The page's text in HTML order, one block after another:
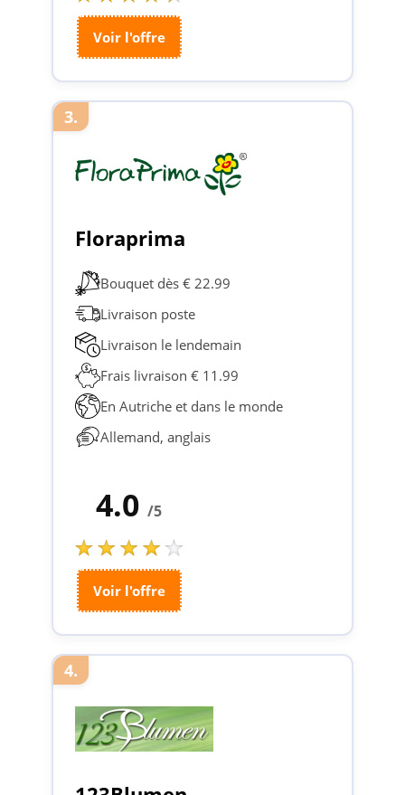
Voir l'offre
3.
Floraprima
Bouquet dès € 22.99
Livraison poste
Livraison le lendemain
Frais livraison € 11.99
En Autriche et dans le monde
Allemand, anglais
4.0/5
Voir l'offre
4.